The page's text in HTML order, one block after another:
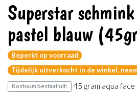
Superstar
pastel blauw
Beperkt op voorraad
Tijdelijk uitverkocht in de winkel,
Kostuum bestaat uit: 45 gram aqua face